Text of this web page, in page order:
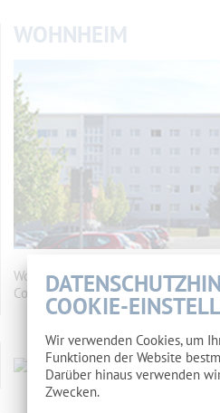
WOHNHEIM
Wohnheim des Landkreises Spree-
Cottbusmehr…
COOKIE-
Wir verwenden Cookies, um
Funktionen der Website
Darüber hinaus verwenden
Zwecken.